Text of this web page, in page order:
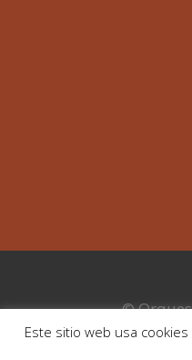
©
Aviso
Este sitio web usa